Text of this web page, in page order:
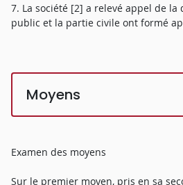
7. La société [2] a relevé appel de
public et la partie civile ont formé
Moyens
Examen des moyens
Sur le premier moyen, pris en sa